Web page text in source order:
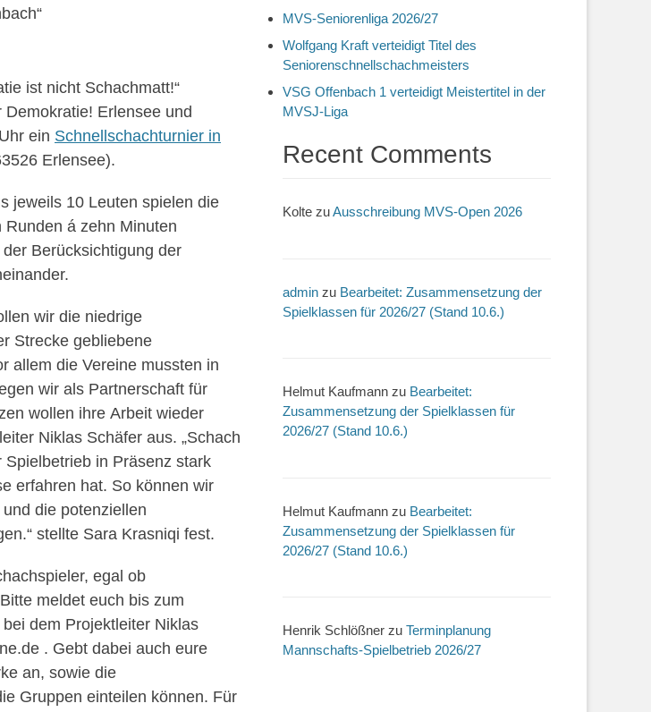
ist nicht Schachmatt!“
Demokratie! Erlensee und
ein Schnellschachturnier in
Erlensee).
jeweils 10 Leuten spielen die
Runden á zehn Minuten
Berücksichtigung der
wir die niedrige
Strecke gebliebene
allem die Vereine mussten in
wir als Partnerschaft für
wollen ihre Arbeit wieder
Niklas Schäfer aus. „Schach
Spielbetrieb in Präsenz stark
erfahren hat. So können wir
die potenziellen
stellte Sara Krasniqi fest.
egal ob
meldet euch bis zum
dem Projektleiter Niklas
. Gebt dabei auch eure
an, sowie die
Gruppen einteilen können. Für
MVS-Seniorenliga 2026/27
Wolfgang Kraft verteidigt Titel des
Seniorenschnellschachmeisters
VSG Offenbach 1 verteidigt Meistertitel in der
MVSJ-Liga
Recent Comments
Kolte zuAusschreibung MVS-Open 2026
admin zu Bearbeitet: Zusammensetzung der
Spielklassen für 2026/27 (Stand 10.6.)
Helmut Kaufmann zu Bearbeitet:
Zusammensetzung der Spielklassen für
2026/27 (Stand 10.6.)
Helmut Kaufmann zu Bearbeitet:
Zusammensetzung der Spielklassen für
2026/27 (Stand 10.6.)
Henrik Schlößner zu Terminplanung
Mannschafts-Spielbetrieb 2026/27